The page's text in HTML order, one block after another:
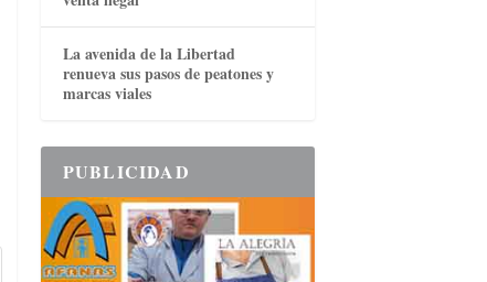
La avenida de la Libertad
renueva sus pasos de peatones y
marcas viales
PUBLICIDAD